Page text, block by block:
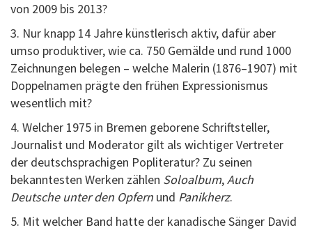
von 2009 bis 2013?
3. Nur knapp 14 Jahre künstlerisch aktiv, dafür aber
umso produktiver, wie ca. 750 Gemälde und rund 1000
Zeichnungen belegen – welche Malerin (1876–1907) mit
Doppelnamen prägte den frühen Expressionismus
wesentlich mit?
4. Welcher 1975 in Bremen geborene Schriftsteller,
Journalist und Moderator gilt als wichtiger Vertreter
der deutschsprachigen Popliteratur? Zu seinen
bekanntesten Werken zählen Soloalbum,Auch
Deutsche unter den Opfern und Panikherz.
5. Mit welcher Band hatte der kanadische Sänger David